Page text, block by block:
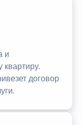
и
квартиру.
договор